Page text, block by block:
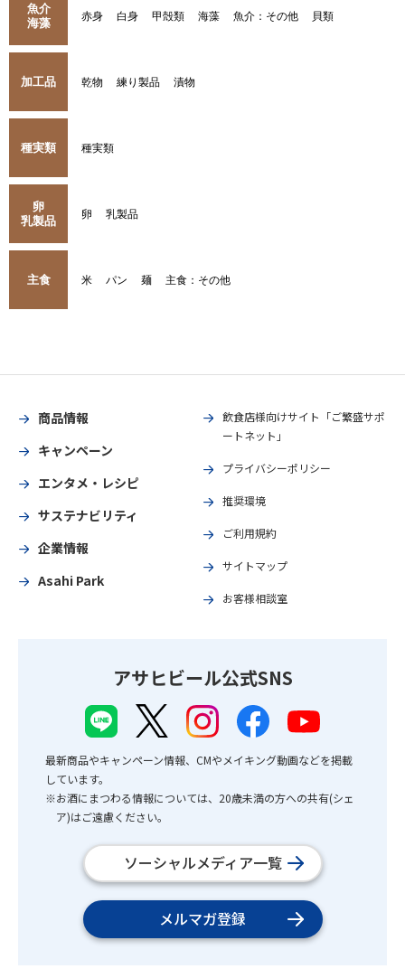
魚介
海藻
赤身 白身 甲殻類 海藻 魚介：その他 貝類
加工品 乾物 練り製品 漬物
種実類 種実類
卵
乳製品
卵 乳製品
主食 米 パン 麺 主食：その他
商品情報
キャンペーン
エンタメ・レシピ
サステナビリティ
企業情報
Asahi Park
飲食店様向けサイト「ご繁盛サポ
ートネット」
プライバシーポリシー
推奨環境
ご利用規約
サイトマップ
お客様相談室
アサヒビール公式SNS
最新商品やキャンペーン情報、CMやメイキング動画などを掲載
しています。
※お酒にまつわる情報については、20歳未満の方への共有(シェ
ア)はご遠慮ください。
ソーシャルメディア一覧
メルマガ登録